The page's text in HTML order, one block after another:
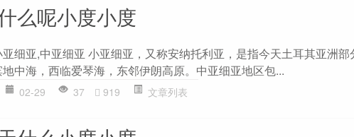
么呢小度小度
细亚,中亚细亚 小亚细亚，又称安纳托利亚，是指今天土耳其亚洲
中海，西临爱琴海，东邻伊朗高原。中亚细亚地区包...
02-29 37 919 文章列表